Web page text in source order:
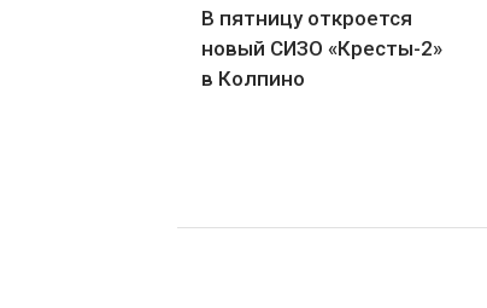
В пятницу откроется
новый СИЗО «Кресты-2»
в Колпино